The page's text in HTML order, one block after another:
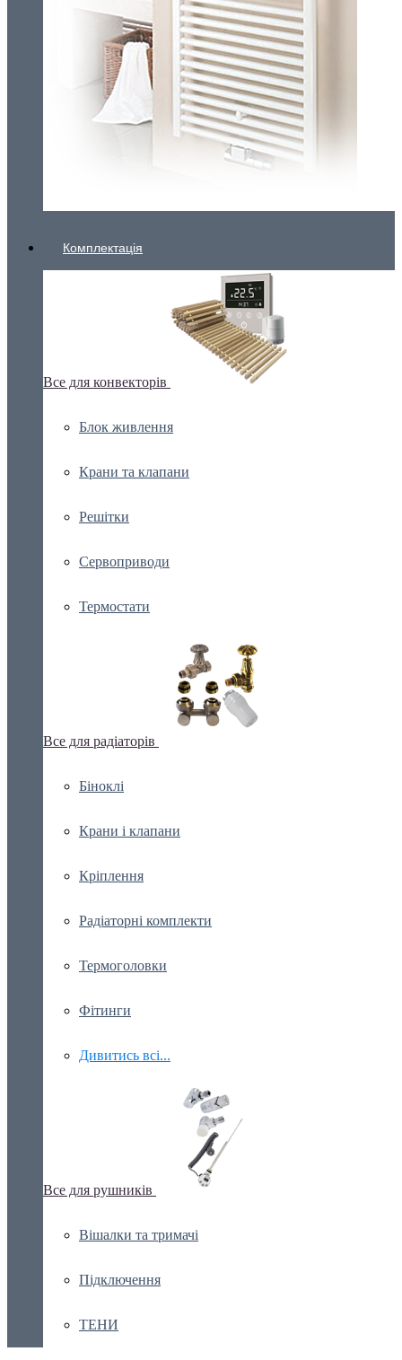
Комплектація
Все для конвекторів
Блок живлення
Крани та клапани
Решітки
Сервоприводи
Термостати
Все для радіаторів
Біноклі
Крани і клапани
Кріплення
Радіаторні комплекти
Термоголовки
Фітинги
Дивитись всі...
Все для рушників
Вішалки та тримачі
Підключення
ТЕНИ